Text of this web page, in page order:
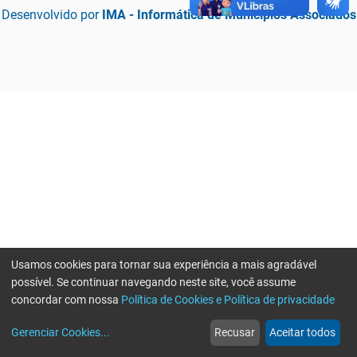
Desenvolvido por IMA - Informática de Municípios Associados
web
Notícias
more_horiz
Mais
Usamos cookies para tornar sua experiência a mais agradável
possível. Se continuar navegando neste site, você assume
concordar com nossa Política de Cookies e Política de privacidade
Gerenciar Cookies... Recusar Aceitar todos
Erro ao enviar informações, por favor tente novamente